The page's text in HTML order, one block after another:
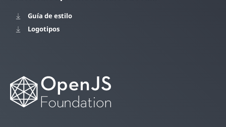
Guía de estilo
Logotipos